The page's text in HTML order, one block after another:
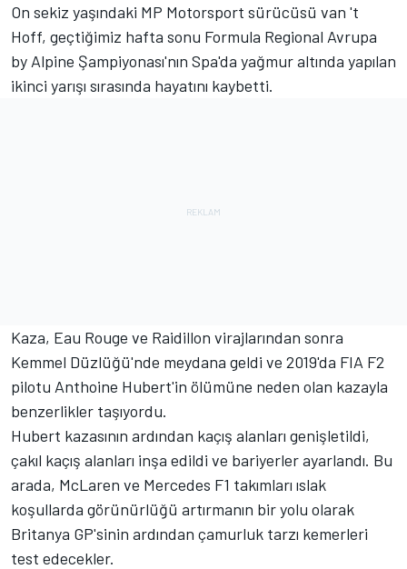
On sekiz yaşındaki MP Motorsport sürücüsü van 't
Hoff, geçtiğimiz hafta sonu Formula Regional Avrupa
by Alpine Şampiyonası'nın Spa'da yağmur altında yapılan
ikinci yarışı sırasında hayatını kaybetti.
Kaza, Eau Rouge ve Raidillon virajlarından sonra
Kemmel Düzlüğü'nde meydana geldi ve 2019'da FIA F2
pilotu Anthoine Hubert'in ölümüne neden olan kazayla
benzerlikler taşıyordu.
Hubert kazasının ardından kaçış alanları genişletildi,
çakıl kaçış alanları inşa edildi ve bariyerler ayarlandı. Bu
arada, McLaren ve Mercedes F1 takımları ıslak
koşullarda görünürlüğü artırmanın bir yolu olarak
Britanya GP'sinin ardından çamurluk tarzı kemerleri
test edecekler.